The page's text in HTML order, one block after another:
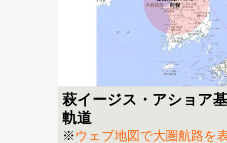
萩イージス・アショア
軌道
※ ウェブ地図で大圏航路を